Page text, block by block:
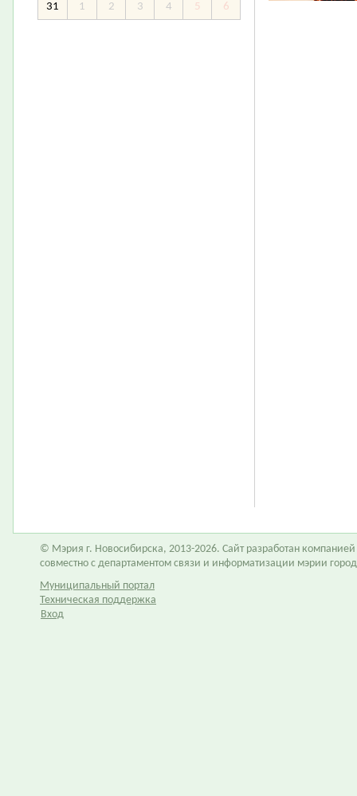
31 1 2 3 4 5 6
© Мэрия г. Новосибирска, 2013-2026. Сайт разработан компанией
совместно с департаментом связи и информатизации мэрии
Муниципальный портал
Техническая поддержка
Вход